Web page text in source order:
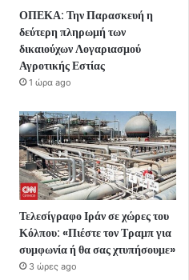
ΟΠΕΚΑ: Την Παρασκευή η
δεύτερη πληρωμή των
δικαιούχων Λογαριασμού
Αγροτικής Εστίας
1 ώρα ago
Τελεσίγραφο Ιράν σε χώρες του
Κόλπου: «Πιέστε τον Τραμπ για
συμφωνία ή θα σας χτυπήσουμε»
3 ώρες ago